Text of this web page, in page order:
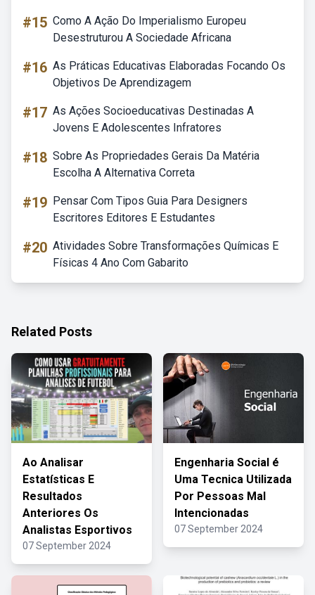
#15 Como A Ação Do Imperialismo Europeu
Desestruturou A Sociedade Africana
#16 As Práticas Educativas Elaboradas Focando Os
Objetivos De Aprendizagem
#17 As Ações Socioeducativas Destinadas A
Jovens E Adolescentes Infratores
#18 Sobre As Propriedades Gerais Da Matéria
Escolha A Alternativa Correta
#19 Pensar Com Tipos Guia Para Designers
Escritores Editores E Estudantes
#20 Atividades Sobre Transformações Químicas E
Físicas 4 Ano Com Gabarito
Related Posts
Ao Analisar
Estatísticas E
Resultados
Anteriores Os
Analistas Esportivos
07 September 2024
Engenharia Social é
Uma Tecnica Utilizada
Por Pessoas Mal
Intencionadas
07 September 2024